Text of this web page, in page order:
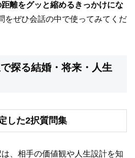
離をグッと縮めるきっかけにな
をぜひ会話の中で使ってみてくだ
探る結婚・将来・人生
した2択質問集
、相手の価値観や人生設計を知